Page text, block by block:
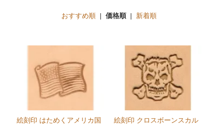
おすすめ順| 価格順| 新着順
絵刻印 はためくアメリカ国
絵刻印 クロスボーンスカル